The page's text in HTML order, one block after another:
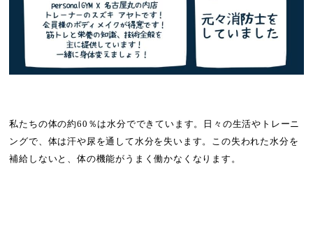
私たちの体の約60％は水分でできています。日々の生活やトレーニ
ングで、体は汗や尿を通して水分を失います。この失われた水分を
補給しないと、体の機能がうまく働かなくなります。